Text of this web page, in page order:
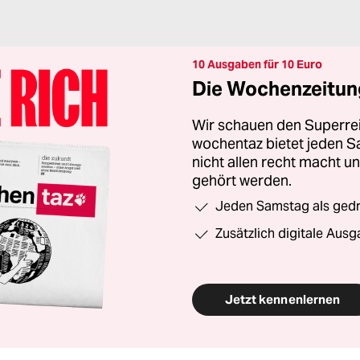
10 Ausgaben für 10 Euro
Die
Wir schauen den
wochentaz bietet jeden
nicht allen recht macht
gehört werden.
Jeden Samstag als
Zusätzlich digitale
Jetzt kennenlernen